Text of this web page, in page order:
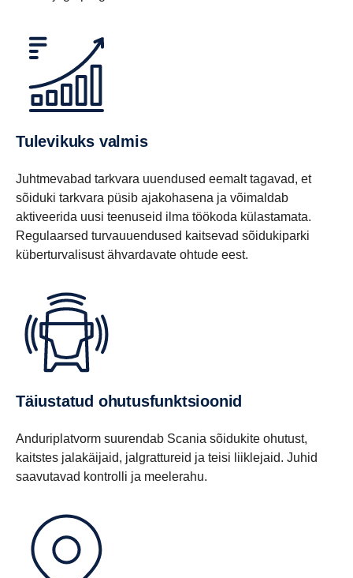
Tulevikuks valmis
Juhtmevabad tarkvara uuendused eemalt tagavad, et
sõiduki tarkvara püsib ajakohasena ja võimaldab
aktiveerida uusi teenuseid ilma töökoda külastamata.
Regulaarsed turvauuendused kaitsevad sõidukiparki
küberturvalisust ähvardavate ohtude eest.
Täiustatud ohutusfunktsioonid
Anduriplatvorm suurendab Scania sõidukite ohutust,
kaitstes jalakäijaid, jalgrattureid ja teisi liiklejaid. Juhid
saavutavad kontrolli ja meelerahu.